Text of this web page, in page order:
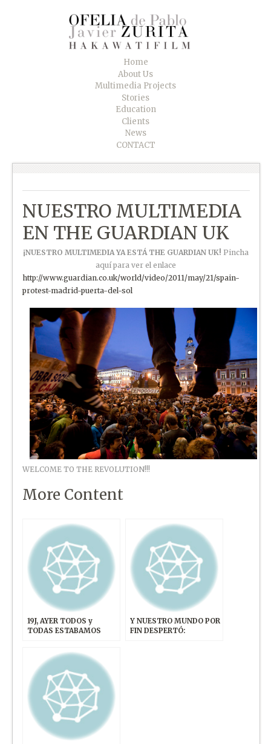
Home
About Us
Multimedia Projects
Stories
Education
Clients
News
CONTACT
NUESTRO MULTIMEDIA
EN THE GUARDIAN UK
¡NUESTRO MULTIMEDIA YA ESTÁ THE GUARDIAN UK! Pincha
aquí para ver el enlace
http://www.guardian.co.uk/world/video/2011/may/21/spain-
protest-madrid-puerta-del-sol
WELCOME TO THE REVOLUTION!!!
More Content
19J, AYER TODOS y
TODAS ESTABAMOS
Y NUESTRO MUNDO POR
FIN DESPERTÓ: